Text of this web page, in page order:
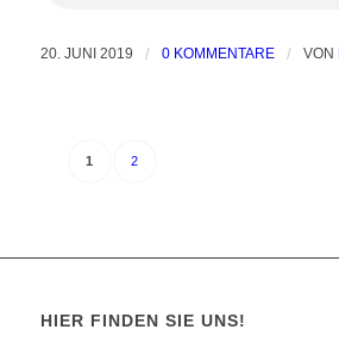
20. JUNI 2019 / 0 KOMMENTARE / VON
1 2
HIER FINDEN SIE UNS!